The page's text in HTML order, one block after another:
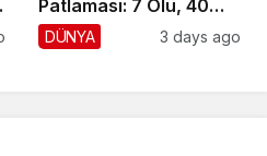
Patlaması: 7 Ölü, 40
Yaralı
DÜNYA 3 days ago